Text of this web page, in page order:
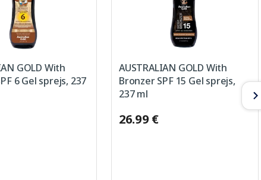
GOLD With
6 Gel sprejs, 237
AUSTRALIAN GOLD With
Bronzer SPF 15 Gel sprejs,
237 ml
26.99 €